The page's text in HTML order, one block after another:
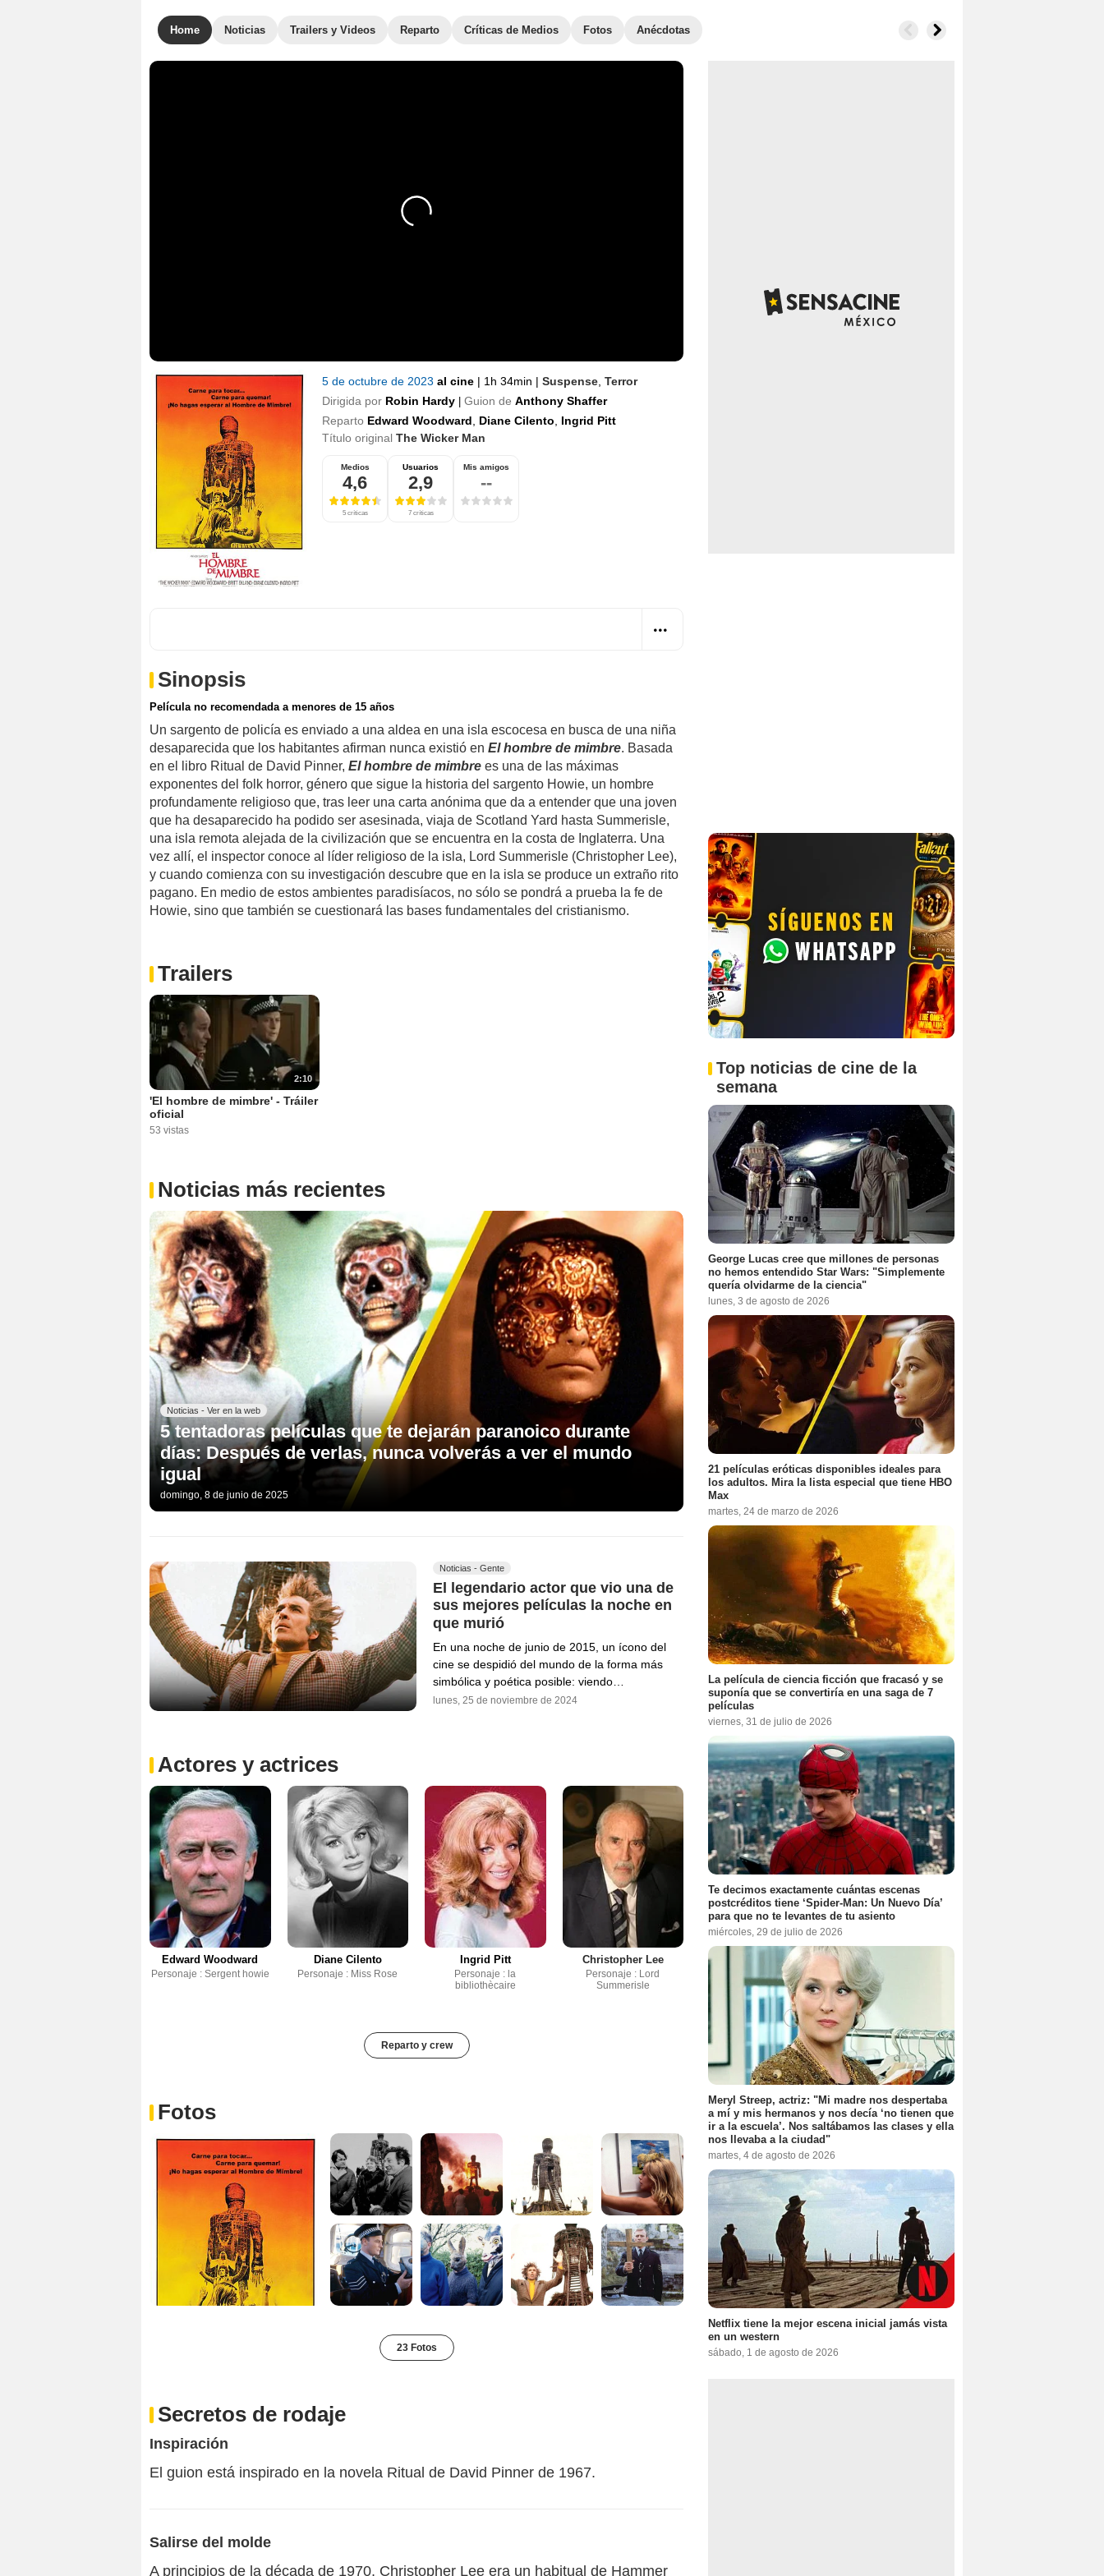
Home Noticias Trailers y Videos Reparto Críticas de Medios Fotos Anécdotas
5 de octubre de 2023 al cine | 1h 34min | Suspense Terror
Dirigida por Robin Hardy | Guion de Anthony Shaffer
Reparto Edward Woodward Diane Cilento
Ingrid Pitt
Título original The Wicker Man
Medios
4,6
5 críticas
Usuarios
2,9
7 críticas
Mis amigos
--
Sinopsis
Película no recomendada a menores de 15 años
Un sargento de policía es enviado a una aldea en una isla escocesa en busca de una niña
desaparecida que los habitantes afirman nunca existió en El hombre de mimbre. Basada
en el libro Ritual de David Pinner, El hombre de mimbre es una de las máximas
exponentes del folk horror, género que sigue la historia del sargento Howie, un hombre
profundamente religioso que, tras leer una carta anónima que da a entender que una joven
que ha desaparecido ha podido ser asesinada, viaja de Scotland Yard hasta Summerisle,
una isla remota alejada de la civilización que se encuentra en la costa de Inglaterra. Una
vez allí, el inspector conoce al líder religioso de la isla, Lord Summerisle (Christopher Lee),
y cuando comienza con su investigación descubre que en la isla se produce un extraño rito
pagano. En medio de estos ambientes paradisíacos, no sólo se pondrá a prueba la fe de
Howie, sino que también se cuestionará las bases fundamentales del cristianismo.
Trailers
2:10
'El hombre de mimbre' - Tráiler
oficial
53 vistas
Noticias más recientes
Noticias - Ver en la web
5 tentadoras películas que te dejarán paranoico durante
días: Después de verlas, nunca volverás a ver el mundo
igual
domingo, 8 de junio de 2025
Noticias - Gente
El legendario actor que vio una de
sus mejores películas la noche en
que murió
En una noche de junio de 2015, un ícono del
cine se despidió del mundo de la forma más
simbólica y poética posible: viendo…
lunes, 25 de noviembre de 2024
Actores y actrices
Edward Woodward
Personaje : Sergent howie
Diane Cilento
Personaje : Miss Rose
Ingrid Pitt
Personaje : la
bibliothècaire
Christopher Lee
Personaje : Lord
Summerisle
Reparto y crew
Fotos
23 Fotos
Secretos de rodaje
Inspiración
El guion está inspirado en la novela Ritual de David Pinner de 1967.
Salirse del molde
A principios de la década de 1970, Christopher Lee era un habitual de Hammer
Top noticias de cine de la
semana
George Lucas cree que millones de personas
no hemos entendido Star Wars: "Simplemente
quería olvidarme de la ciencia"
lunes, 3 de agosto de 2026
21 películas eróticas disponibles ideales para
los adultos. Mira la lista especial que tiene HBO
Max
martes, 24 de marzo de 2026
La película de ciencia ficción que fracasó y se
suponía que se convertiría en una saga de 7
películas
viernes, 31 de julio de 2026
Te decimos exactamente cuántas escenas
postcréditos tiene ‘Spider-Man: Un Nuevo Día’
para que no te levantes de tu asiento
miércoles, 29 de julio de 2026
Meryl Streep, actriz: "Mi madre nos despertaba
a mí y mis hermanos y nos decía ‘no tienen que
ir a la escuela’. Nos saltábamos las clases y ella
nos llevaba a la ciudad"
martes, 4 de agosto de 2026
Netflix tiene la mejor escena inicial jamás vista
en un western
sábado, 1 de agosto de 2026